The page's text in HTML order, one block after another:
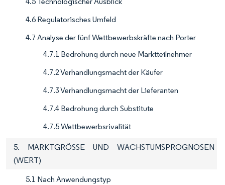
4.6 Regulatorisches Umfeld
4.7 Analyse der fünf Wettbewerbskräfte nach Porter
4.7.1 Bedrohung durch neue Marktteilnehmer
4.7.2 Verhandlungsmacht der Käufer
4.7.3 Verhandlungsmacht der Lieferanten
4.7.4 Bedrohung durch Substitute
4.7.5 Wettbewerbsrivalität
5. MARKTGRÖSSE UND WACHSTUMSPROGNOSEN
(WERT)
5.1 Nach Anwendungstyp